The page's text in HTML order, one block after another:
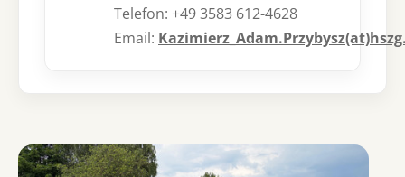
Telefon: +49 3583 612-4628
Email: